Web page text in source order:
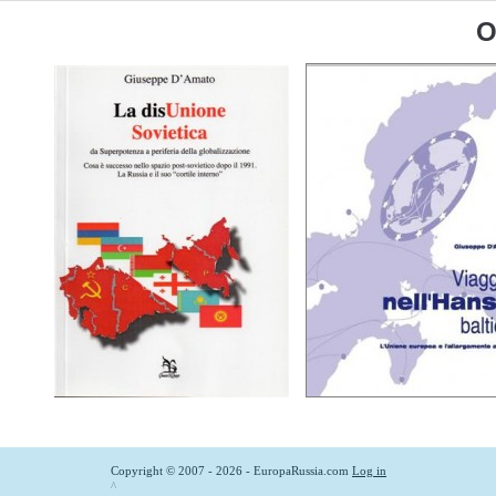
Copyright © 2007 - 2026 - EuropaRussia.com Log in
^